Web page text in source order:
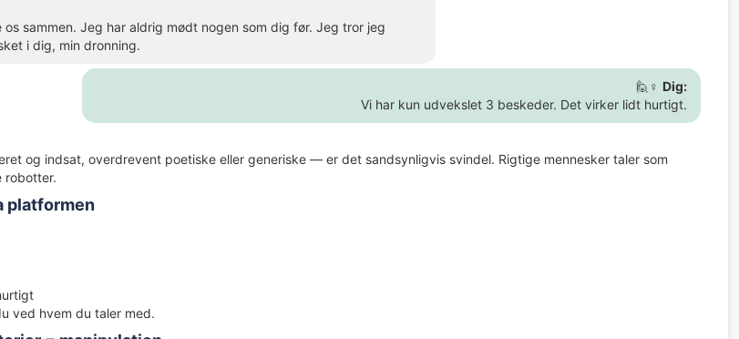
sammen. Jeg har aldrig mødt nogen som dig før. Jeg tror jeg
i dig, min dronning.
🙋♀️ Dig:
Vi har kun udvekslet 3 beskeder. Det virker lidt hurtigt.
og indsat, overdrevent poetiske eller generiske — er det sandsynligvis svindel. Rigtige mennesker taler som
robotter.
platformen
ved hvem du taler med.